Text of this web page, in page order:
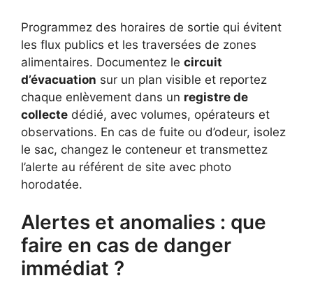
Programmez des horaires de sortie qui évitent
les flux publics et les traversées de zones
alimentaires. Documentez le circuit
d’évacuation sur un plan visible et reportez
chaque enlèvement dans un registre de
collecte dédié, avec volumes, opérateurs et
observations. En cas de fuite ou d’odeur, isolez
le sac, changez le conteneur et transmettez
l’alerte au référent de site avec photo
horodatée.
Alertes et anomalies : que
faire en cas de danger
immédiat ?